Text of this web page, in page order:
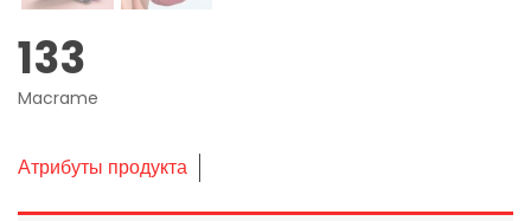
133
Macrame
Атрибуты продукта